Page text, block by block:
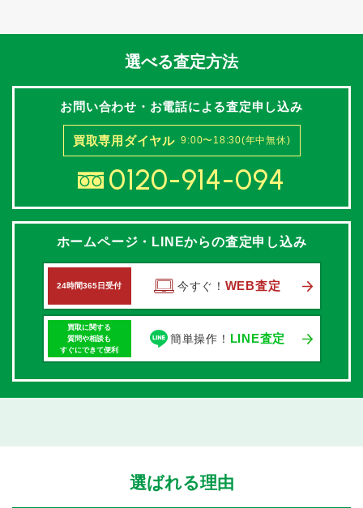
選べる査定方法
お問い合わせ・お電話による査定申し込み
買取専用ダイヤル 9:00〜18:30(年中無休)
0120-914-094
ホームページ・LINEからの査定申し込み
24時間365日受付 今すぐ！ WEB査定
買取に関する
質問や相談も
すぐにできて便利
簡単操作！ LINE査定
選ばれる理由